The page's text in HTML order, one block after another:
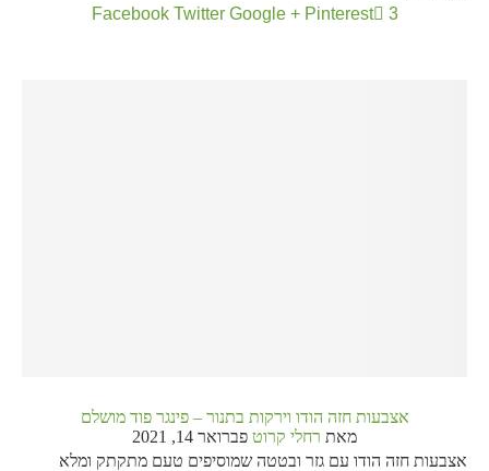
3
Facebook Twitter Google + Pinterest
אצבעות חזה הודו וירקות בתנור – פינגר פוד מושלם
מאת רחלי קרוט פברואר 14, 2021
אצבעות חזה הודו עם גזר ובטטה שמוסיפים טעם מתקתק ומלא